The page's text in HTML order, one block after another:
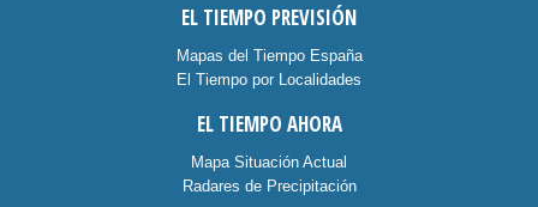
EL TIEMPO PREVISIÓN
Mapas del Tiempo España
El Tiempo por Localidades
EL TIEMPO AHORA
Mapa Situación Actual
Radares de Precipitación